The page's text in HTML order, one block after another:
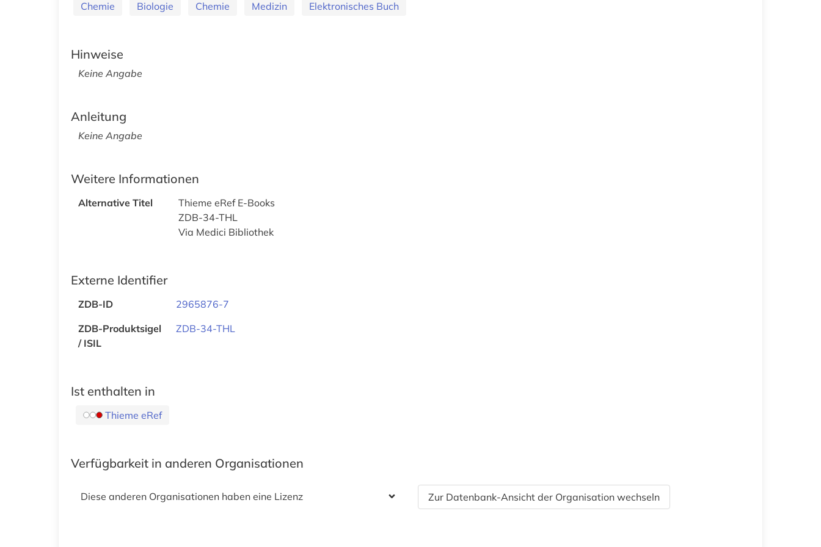
Chemie Biologie Chemie Medizin Elektronisches Buch
Hinweise
Keine Angabe
Anleitung
Keine Angabe
Weitere Informationen
Alternative Titel
Thieme eRef E-Books
ZDB-34-THL
Via Medici Bibliothek
Externe Identifier
ZDB-ID
2965876-7
ZDB-Produktsigel
/ ISIL
ZDB-34-THL
Ist enthalten in
Thieme eRef
Verfügbarkeit in anderen Organisationen
Diese anderen Organisationen haben eine Lizenz Zur Datenbank-Ansicht der Organisation wechseln